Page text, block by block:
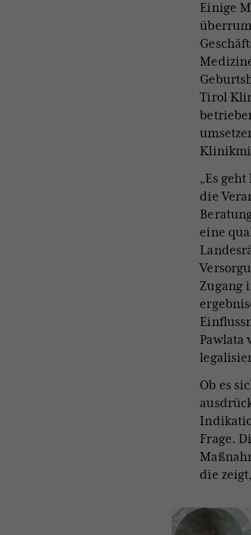
Einige
Tirol
„Es
die
eine
Zugang
Pawlata
Ob es
Frage.
die